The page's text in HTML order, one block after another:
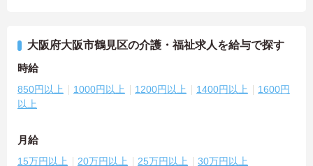
大阪府大阪市鶴見区の介護・福祉求人を給与で探す
時給
850円以上 1000円以上 1200円以上 1400円以上
1600円
以上
月給
15万円以上 20万円以上 25万円以上 30万円以上